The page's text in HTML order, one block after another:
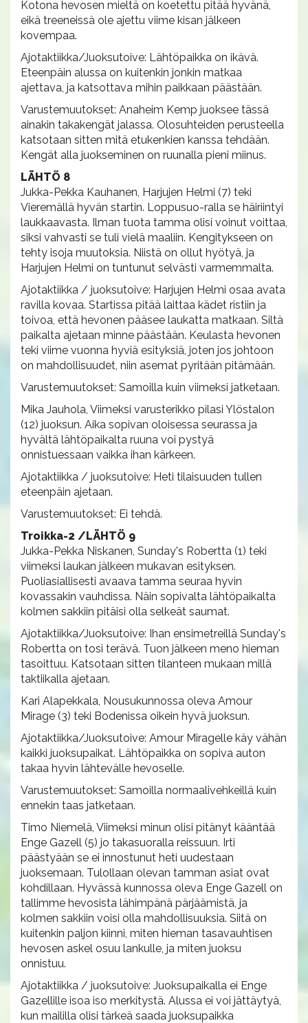
Kotona hevosen mieltä on koetettu pitää hyvänä,
eikä treeneissä ole ajettu viime kisan jälkeen
kovempaa.
Ajotaktiikka/Juoksutoive: Lähtöpaikka on ikävä.
Eteenpäin alussa on kuitenkin jonkin matkaa
ajettava, ja katsottava mihin paikkaan päästään.
Varustemuutokset: Anaheim Kemp juoksee tässä
ainakin takakengät jalassa. Olosuhteiden perusteella
katsotaan sitten mitä etukenkien kanssa tehdään.
Kengät alla juokseminen on ruunalla pieni miinus.
LÄHTÖ 8
Jukka-Pekka Kauhanen, Harjujen Helmi (7) teki
Vieremällä hyvän startin. Loppusuo-ralla se häiriintyi
laukkaavasta. Ilman tuota tamma olisi voinut voittaa,
siksi vahvasti se tuli vielä maaliin. Kengitykseen on
tehty isoja muutoksia. Niistä on ollut hyötyä, ja
Harjujen Helmi on tuntunut selvästi varmemmalta.
Ajotaktiikka / juoksutoive: Harjujen Helmi osaa avata
ravilla kovaa. Startissa pitää laittaa kädet ristiin ja
toivoa, että hevonen pääsee laukatta matkaan. Siltä
paikalta ajetaan minne päästään. Keulasta hevonen
teki viime vuonna hyviä esityksiä, joten jos johtoon
on mahdollisuudet, niin asemat pyritään pitämään.
Varustemuutokset: Samoilla kuin viimeksi jatketaan.
Mika Jauhola, Viimeksi varusterikko pilasi Ylöstalon
(12) juoksun. Aika sopivan oloisessa seurassa ja
hyvältä lähtöpaikalta ruuna voi pystyä
onnistuessaan vaikka ihan kärkeen.
Ajotaktiikka / juoksutoive: Heti tilaisuuden tullen
eteenpäin ajetaan.
Varustemuutokset: Ei tehdä.
Troikka-2 /LÄHTÖ 9
Jukka-Pekka Niskanen, Sunday's Robertta (1) teki
viimeksi laukan jälkeen mukavan esityksen.
Puoliasiallisesti avaava tamma seuraa hyvin
kovassakin vauhdissa. Näin sopivalta lähtöpaikalta
kolmen sakkiin pitäisi olla selkeät saumat.
Ajotaktiikka/Juoksutoive: Ihan ensimetreillä Sunday's
Robertta on tosi terävä. Tuon jälkeen meno hieman
tasoittuu. Katsotaan sitten tilanteen mukaan millä
taktiikalla ajetaan.
Kari Alapekkala, Nousukunnossa oleva Amour
Mirage (3) teki Bodenissa oikein hyvä juoksun.
Ajotaktiikka/Juoksutoive: Amour Miragelle käy vähän
kaikki juoksupaikat. Lähtöpaikka on sopiva auton
takaa hyvin lähtevälle hevoselle.
Varustemuutokset: Samoilla normaalivehkeillä kuin
ennekin taas jatketaan.
Timo Niemelä, Viimeksi minun olisi pitänyt kääntää
Enge Gazell (5) jo takasuoralla reissuun. Irti
päästyään se ei innostunut heti uudestaan
juoksemaan. Tulollaan olevan tamman asiat ovat
kohdillaan. Hyvässä kunnossa oleva Enge Gazell on
tallimme hevosista lähimpänä pärjäämistä, ja
kolmen sakkiin voisi olla mahdollisuuksia. Siitä on
kuitenkin paljon kiinni, miten hieman tasavauhtisen
hevosen askel osuu lankulle, ja miten juoksu
onnistuu.
Ajotaktiikka / juoksutoive: Juoksupaikalla ei Enge
Gazellille isoa iso merkitystä. Alussa ei voi jättäytyä,
kun maililla olisi tärkeä saada juoksupaikka